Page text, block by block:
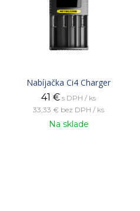
Nabíjačka Ci4 Charger
41 € s DPH / ks
33,33 € bez DPH / ks
Na sklade